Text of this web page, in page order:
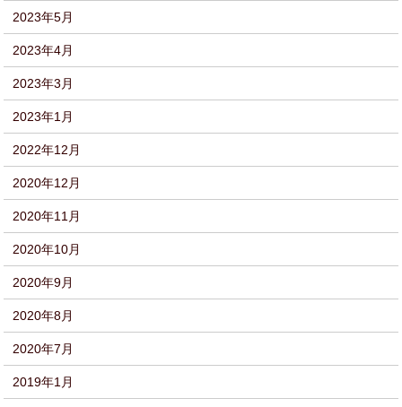
2023年5月
2023年4月
2023年3月
2023年1月
2022年12月
2020年12月
2020年11月
2020年10月
2020年9月
2020年8月
2020年7月
2019年1月